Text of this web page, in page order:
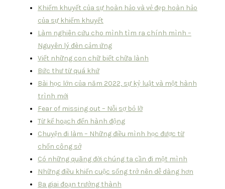
Khiếm khuyết của sự hoàn hảo và vẻ đẹp hoàn hảo
của sự khiếm khuyết
Làm nghiên cứu cho mình tìm ra chính mình –
Nguyên lý đèn cảm ứng
Viết những con chữ biết chữa lành
Bức thư từ quá khứ
Bài học lớn của năm 2022, sự kỷ luật và một hành
trình mới
Fear of missing out – Nỗi sợ bỏ lỡ
Từ kế hoạch đến hành động
Chuyện đi làm – Những điều mình học được từ
chốn công sở
Có những quãng đời chúng ta cần đi một mình
Những điều khiến cuộc sống trở nên dễ dàng hơn
Ba giai đoạn trưởng thành